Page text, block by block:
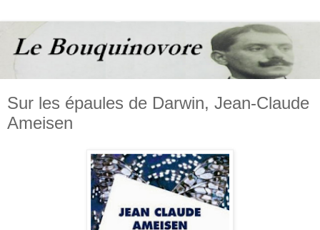
Sur les épaules de Darwin, Jean-Claude
Ameisen